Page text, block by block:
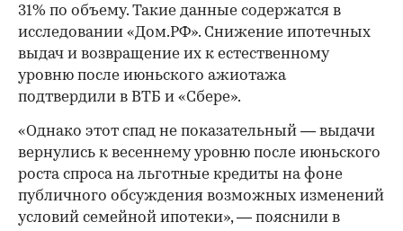
31% по объему. Такие данные содержатся в
исследовании «Дом.РФ». Снижение ипотечных
выдач и возвращение их к естественному
уровню после июньского ажиотажа
подтвердили в ВТБ и «Сбере».
«Однако этот спад не показательный — выдачи
вернулись к весеннему уровню после июньского
роста спроса на льготные кредиты на фоне
публичного обсуждения возможных изменений
условий семейной ипотеки», — пояснили в